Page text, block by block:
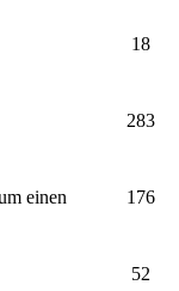
18
283
einen
176
52